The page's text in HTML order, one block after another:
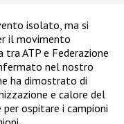
isolato, ma si
il movimento
ATP e Federazione
nel nostro
ha dimostrato di
e calore del
ospitare i campioni